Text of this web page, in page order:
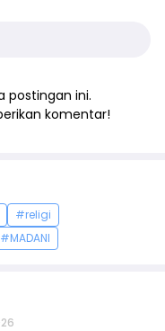
postingan ini.
komentar!
#religi
#MADANI